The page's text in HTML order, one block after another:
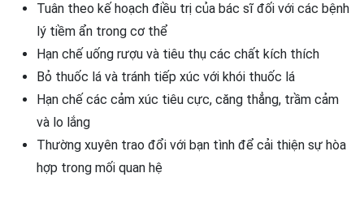
Tuân theo kế hoạch điều trị của bác sĩ đối với các bệnh
lý tiềm ẩn trong cơ thể
Hạn chế uống rượu và tiêu thụ các chất kích thích
Bỏ thuốc lá và tránh tiếp xúc với khói thuốc lá
Hạn chế các cảm xúc tiêu cực, căng thẳng, trầm cảm
và lo lắng
Thường xuyên trao đổi với bạn tình để cải thiện sự hòa
hợp trong mối quan hệ